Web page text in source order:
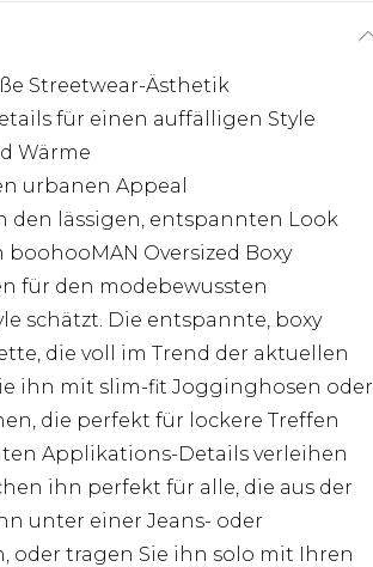
Streetwear-Ästhetik
für einen auffälligen Style
Wärme
urbanen Appeal
den lässigen, entspannten Look
Oversized Boxy
für den modebewussten
schätzt. Die entspannte, boxy
die voll im Trend der aktuellen
ihn mit slim-fit Jogginghosen oder
die perfekt für lockere Treffen
Applikations-Details verleihen
ihn perfekt für alle, die aus der
unter einer Jeans- oder
oder tragen Sie ihn solo mit Ihren